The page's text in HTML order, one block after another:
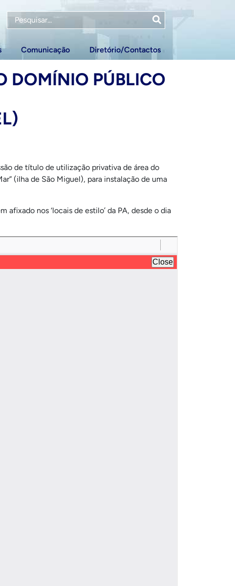
Comunicação Diretório/Contactos
DOMÍNIO PÚBLICO
de título de utilização privativa de área do
(ilha de São Miguel), para instalação de uma
nos ‘locais de estilo’ da PA, desde o dia